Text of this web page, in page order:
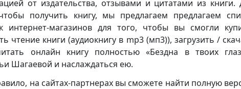
от издательства, отзывами и цитатами из книги.
получить книгу, мы предлагаем предлагаем
интернет-магазинов для того, чтобы вы смогли
чтение книги (аудиокнигу в mp3 (мп3)), загрузить /
онлайн книгу полностью «Бездна в твоих
Шагаевой и наслаждаться ею.
на сайтах-партнерах вы сможете найти полную